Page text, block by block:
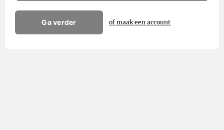
Ga verder of maak een account